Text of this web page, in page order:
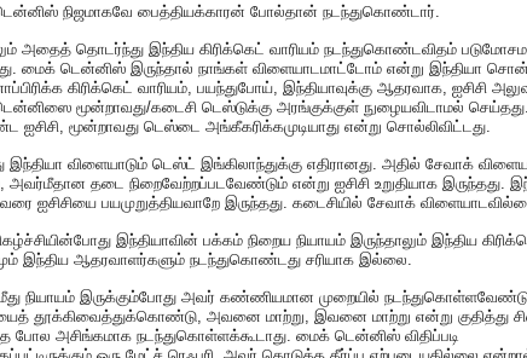
நிஜமாகவே பைத்தியக்காரன் போல்தான் நடந்துகொண்டார்.
அதைத் தொடர்ந்து இந்திய கிரிக்கெட் வாரியம் நடந்துகொண்டவிதம்
மைக் டென்னிஸ் இருந்தால் நாங்கள் விளையாடமாட்டோம் என்று இந்தியா
கிரிக்கெட் வாரியம், பயந்துபோய், இந்தியாவுக்கு ஆதரவாக, ஐசிசி
மூன்றாவது/கடைசி டெஸ்டுக்கு அரங்குக்குள் நுழையவிடாமல் செய்தது.
ஐசிசி, மூன்றாவது டெஸ்டை அங்கீகரிக்கமுடியாது என்று சொல்லிவிட்டது.
இந்தியா விளையாடும் டெஸ்ட் இங்கிலாந்துக்கு எதிரானது. அதில் சேவாக்
அவர்மீதான தடை நிறைவேற்றப்படவேண்டும் என்று ஐசிசி உறுதியாக இருந்தது.
ஐசிசியை பயமுறுத்தியவாறே இருந்தது. கடைசியில் சேவாக்
இந்தியாவின் பக்கம் நிறைய நியாயம் இருந்தாலும் இந்திய
இந்திய ஆதரவாளர்களும் நடந்துகொண்டது சரியாக இல்லை.
நியாயம் இருக்கும்போது அவர் கண்ணியமான முறையில்
தூக்கிவைத்துக்கொண்டு, அவனை மாற்று, இவனை மாற்று என்று குதித்து
போல அசிங்கமாக நடந்துகொள்ளக்கூடாது. மைக் டென்னிஸ் விதிப்படி